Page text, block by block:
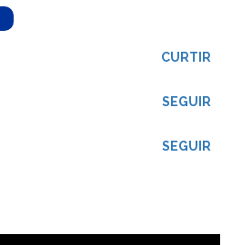
CURTIR
SEGUIR
SEGUIR